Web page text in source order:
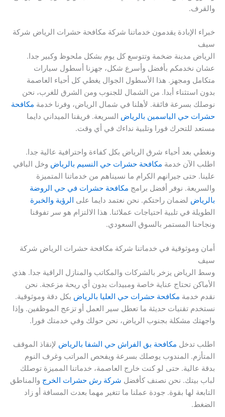
والقرف.
خبراء الإبادة يقدمون خدماتنا شركة مكافحة حشرات الرياض شركة
سيف
الرياض مدينة ضخمة وتتوسع كل يوم بشكل ملحوظ وكبير جدا.
عشان نخدمكم بأفضل وأسرع شكل، جهزنا أسطول سيارات
متكامل ومجهز. هذا الأسطول الجوال يغطي كل أحياء العاصمة
بدون استثناء أبدا. من الشمال للجنوب ومن الشرق للغرب، نحن
نوصلك بسرعة فائقة. لأهلنا في شمال الرياض، وفرنا خدمة مكافحة
حشرات حي الياسمين بالرياض السريعة. فريقنا الميداني دايما
مستعد للتحرك فورا وتلبية نداءك في أي وقت.
ونغطي بعد أحياء شرق الرياض بكل كفاءة واحترافية عالية جدا.
اطلب الآن خدمة مكافحة حشرات حي النسيم بالرياض وخل الباقي
علينا. حتى جيرانهم الكرام ما نسيناهم من خدماتنا المتميزة
والسريعة. نوفر أفضل برامج مكافحة حشرات في حي الروضة
بالرياض لضمان راحتكم. نحن نعتمد دايما على الرؤية والخبرة
الطويلة في تلبية احتياجات عملائنا. هذا الالتزام هو سر تفوقنا
ونجاحنا المستمر بالسوق السعودي.
أمان وموثوقية في خدماتنا شركة مكافحة حشرات الرياض شركة
سيف
وسط الرياض يزخر بالشركات والمكاتب والمنازل الراقية جدا. هذي
الأماكن تحتاج عناية خاصة ومبيدات بدون أي ريحة مزعجة. نحن
نقدم خدمة مكافحة حشرات حي العليا بالرياض بكل دقة وموثوقية.
نستخدم تقنيات حديثة ما تعطل سير العمل أو تزعج الموظفين. وإذا
واجهتك مشكلة بجنوب الرياض، نحن حولك وفي خدمتك فورا.
اطلب تدخل مكافحة بق الفراش حي الشفا بالرياض لإنقاذ الموقف
المتأزم. المندوب يوصلك بسرعة ويفحص المراتب وغرف النوم
بدقة عالية. حتى لو كنت خارج العاصمة، خدماتنا المميزة توصلك
لباب بيتك. نحن نصنف كأفضل شركة رش حشرات الخرج والمناطق
التابعة لها بقوة. جودة عملنا ما تتغير مهما بعدت المسافة أو زاد
الضغط.